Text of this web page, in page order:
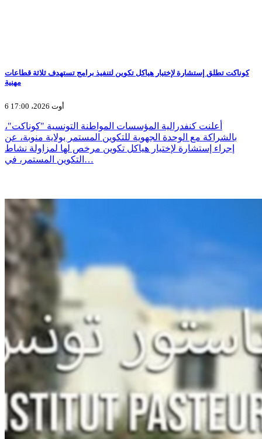
كوناكت تطلق إستشارة لإختيار هياكل تكوين لتنفيذ برامج تستهدف ثلاثة قطاعات
مهنية
6 أوت 2026، 17:00
أعلنت كنفدرالية المؤسسات المواطنة التونسية "كوناكت"،
بالشراكة مع الوحدة الجهوية للتكوين المستمر بولاية منوبة، عن
إجراء إستشارة لإختيار هياكل تكوين مرخص لها لمزاولة نشاط
التكوين المستمر، في…